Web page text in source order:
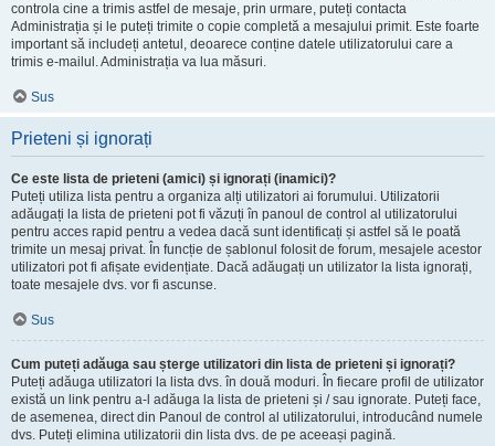
controla cine a trimis astfel de mesaje, prin urmare, puteți contacta
Administrația și le puteți trimite o copie completă a mesajului primit. Este foarte
important să includeți antetul, deoarece conține datele utilizatorului care a
trimis e-mailul. Administrația va lua măsuri.
Sus
Prieteni și ignorați
Ce este lista de prieteni (amici) și ignorați (inamici)?
Puteți utiliza lista pentru a organiza alți utilizatori ai forumului. Utilizatorii
adăugați la lista de prieteni pot fi văzuți în panoul de control al utilizatorului
pentru acces rapid pentru a vedea dacă sunt identificați și astfel să le poată
trimite un mesaj privat. În funcție de șablonul folosit de forum, mesajele acestor
utilizatori pot fi afișate evidențiate. Dacă adăugați un utilizator la lista ignorați,
toate mesajele dvs. vor fi ascunse.
Sus
Cum puteți adăuga sau șterge utilizatori din lista de prieteni și ignorați?
Puteți adăuga utilizatori la lista dvs. în două moduri. În fiecare profil de utilizator
există un link pentru a-l adăuga la lista de prieteni și / sau ignorate. Puteți face,
de asemenea, direct din Panoul de control al utilizatorului, introducând numele
dvs. Puteți elimina utilizatorii din lista dvs. de pe aceeași pagină.